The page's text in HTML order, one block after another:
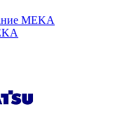
MEKA